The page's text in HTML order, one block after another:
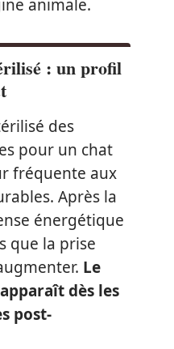
animale.
: un profil
des
pour un chat
fréquente aux
Après la
énergétique
que la prise
Le
dès les
post-